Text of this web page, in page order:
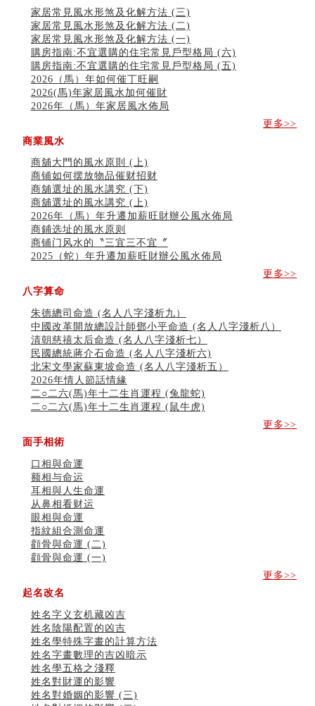
玄空本义(八)
六爻算卦：测腹中胎儿是男是女
中國改革開放總設計師鄧小平命造 (名人八字淺析八）
测字（实例解释）
精选1000个五行属火的字
玄空本义(七)
刘燮鈞讲人相 手纹与命运(二)
商铺如何摆放物品催财招财
极其旺夫的女人面相
居家風水懶人包！房子煞氣怎麼看？風水禁忌有哪些？有
南半球的八字如何推排
玄空本义(六)
额相与命运
风水先生林琅仙的传说
从痣看相
姓名陰陽配置的凶吉
六爻測住宅風水 (四)
玄空本义 (五)
精选1500个五行属木的字
八字算命：女命八字里日坐伤官克夫？
六爻算卦：我俩之间是否还命中有未尽的缘分？
订婚就是定结婚日子吗
清朝慈禧太后命造 (名人八字淺析七）
玄空本义 (三)
飞灵山传说故事
命理解说：想请问什么时候能够遇到姻缘结婚？
商舖選址的風水講究 (下)
家居常見風水形煞及化解方法 (一)
刘燮鈞讲人相 手纹与命运(一)
玄空本义 (二)
大門風水五大禁忌！大門風水擺設？門中門風水解方？
出现这几种面相桃花泛
寓意好的五行属水的汉字有哪些？五行属水的汉字大全
玄空本义 (一)
＂天下第一关＂的由来
无名指长的人有艺术天赋？手指长短能看出什么？
六爻測住宅風水 (三)
姓名學特殊字畫的計算方法
風水辟邪大全
八字天干合化详解
家居常見風水形煞及化解方法 (三)
家居常見風水形煞及化解方法 (二)
家居常見風水形煞及化解方法 (一)
購房指南:不宜選購的住宅常見戶型格局 (六)
購房指南:不宜選購的住宅常見戶型格局 (五)
2026（馬）年如何催丁旺嗣
2026(馬)年家居風水加何催財
2026年（馬）年家居風水佈局
更多>>
商業風水
商舖大門的風水原則 (上)
商铺如何摆放物品催财招财
商舖選址的風水講究 (下)
商舖選址的風水講究 (上)
2026年（馬）年升遷加薪旺財辦公風水佈局
商鋪选址的風水原则
商铺门风水的〝三宜三不宜〞
2025（蛇）年升遷加薪旺財辦公風水佈局
更多>>
八字算命
朱德總司命造 (名⼈⼋字淺析九）
中國改革開放總設計師鄧小平命造 (名人八字淺析八）
清朝慈禧太后命造 (名人八字淺析七）
民國總統蔣介石命造 (名人八字淺析六)
北宋文學家蘇東坡命造 (名人八字淺析五）
2026年情人節話情緣
二○二六(馬)年十二生肖運程 (兔龍蛇)
二○二六(馬)年十二生肖運程 (鼠牛虎)
更多>>
面手相術
口相與命運
额相与命运
耳相與人生命運
从鼻相看财运
眼相與命運
指紋組合測命運
顴骨與命運 (二)
顴骨與命運 (一)
更多>>
起名改名
姓名字义玄机藏凶吉
姓名陰陽配置的凶吉
姓名學特殊字畫的計算方法
姓名字畫數理的吉凶暗示
姓名學五格之淺釋
姓名對財運的影響
姓名對婚姻的影響 (三)